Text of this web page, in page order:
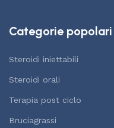
Categorie popolari
Steroidi iniettabili
Steroidi orali
Terapia post ciclo
Bruciagrassi